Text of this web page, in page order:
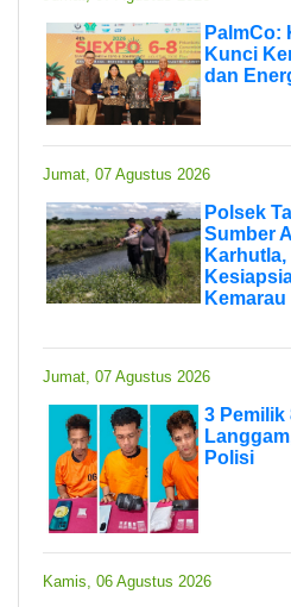
PalmCo:
Kunci
dan
Jumat, 07 Agustus 2026
Polsek
Sumber
Kemarau
Jumat, 07 Agustus 2026
3 Pemilik
Polisi
Kamis, 06 Agustus 2026